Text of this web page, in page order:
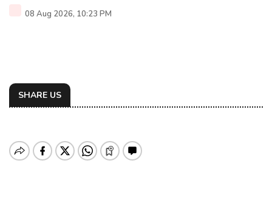
08 Aug 2026, 10:23 PM
SHARE US